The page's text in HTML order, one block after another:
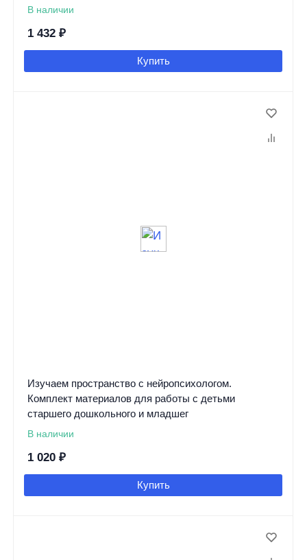
В наличии
1 432 ₽
Купить
Изучаем пространство с нейропсихологом.
Комплект материалов для работы с детьми
старшего дошкольного и младшег
В наличии
1 020 ₽
Купить